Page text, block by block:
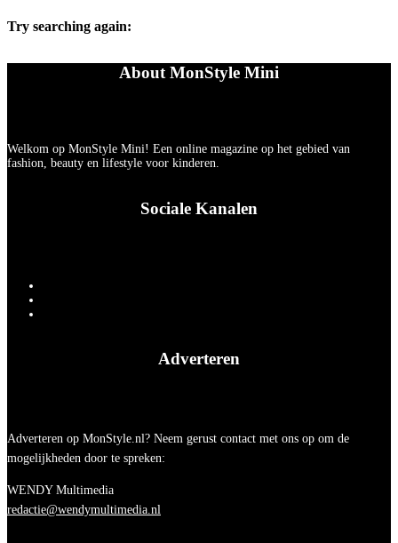
Try searching again:
About MonStyle Mini
Welkom op MonStyle Mini! Een online magazine op het gebied van
fashion, beauty en lifestyle voor kinderen.
Sociale Kanalen
Adverteren
Adverteren op MonStyle.nl? Neem gerust contact met ons op om de
mogelijkheden door te spreken:
WENDY Multimedia
redactie@wendymultimedia.nl